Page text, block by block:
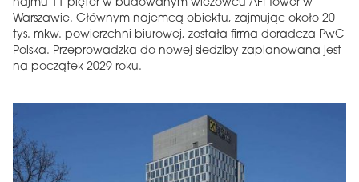
najmu 11 pięter w budowanym wieżowcu AFI Tower w
Warszawie. Głównym najemcą obiektu, zajmując około 20
tys. mkw. powierzchni biurowej, została firma doradcza PwC
Polska. Przeprowadzka do nowej siedziby zaplanowana jest
na początek 2029 roku.